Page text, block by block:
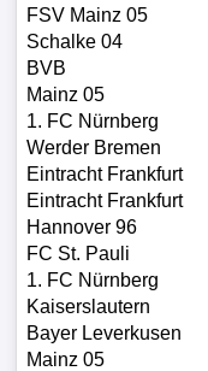
FSV Mainz 05
Schalke 04
BVB
Mainz 05
1. FC Nürnberg
Werder Bremen
Eintracht Frankfurt
Eintracht Frankfurt
Hannover 96
FC St. Pauli
1. FC Nürnberg
Kaiserslautern
Bayer Leverkusen
Mainz 05